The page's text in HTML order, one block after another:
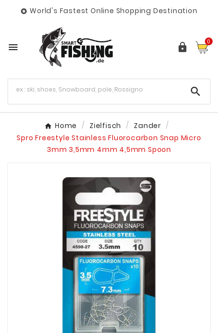
 World's Fastest Online Shopping Destination
  0

Home Zielfisch
Zander
Spro Freestyle Stainless Fluorocarbon Snap Micro
3mm 3,5mm 4mm 4,5mm Spoon